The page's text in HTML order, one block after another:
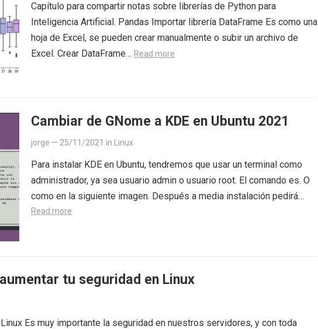
Capítulo para compartir notas sobre librerías de Python para
Inteligencia Artificial. Pandas Importar librería DataFrame Es como una
hoja de Excel, se pueden crear manualmente o subir un archivo de
Excel. Crear DataFrame… Read more
Cambiar de GNome a KDE en Ubuntu 2021
jorge — 25/11/2021 in Linux
Para instalar KDE en Ubuntu, tendremos que usar un terminal como
administrador, ya sea usuario admin o usuario root. El comando es. O
como en la siguiente imagen. Después a media instalación pedirá…
Read more
tu seguridad en Linux
Es muy importante la seguridad en nuestros servidores, y con toda